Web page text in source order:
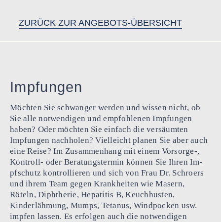
contentZURÜCK ZUR ANGEBOTS-ÜBERSICHT
Impfungen
Möchten Sie schwanger werden und wissen nicht, ob
Sie alle not­wendigen und empfohlenen Impfungen
haben? Oder möchten Sie einfach die versäumten
Impfungen nachholen? Vielleicht planen Sie aber auch
eine Reise? Im Zusammenhang mit einem Vorsorge-,
Kontroll- oder Beratungstermin können Sie Ihren Im­
pfschutz kontrollieren und sich von Frau Dr. Schroers
und ihrem Team gegen Krankheiten wie Masern,
Röteln, Diphtherie, Hepatitis B, Keuchhusten,
Kinderlähmung, Mumps, Tetanus, Windpocken usw.
impfen lassen. Es erfolgen auch die notwendigen